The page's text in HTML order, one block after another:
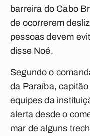
barreira do Cabo
de ocorrerem
pessoas devem
disse Noé.
Segundo o
da Paraíba,
equipes da
alerta desde o
mar de alguns